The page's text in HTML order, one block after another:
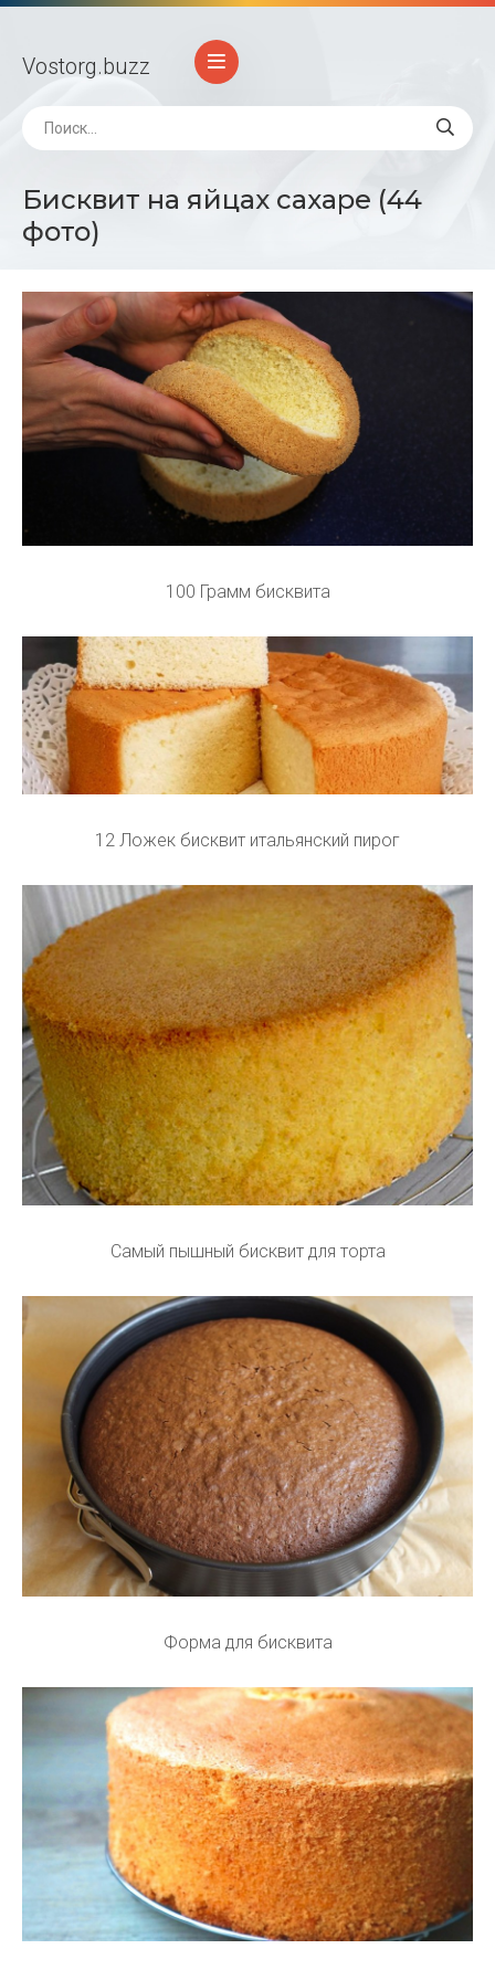
Vostorg.buzz
Бисквит на яйцах сахаре (44
фото)
100 Грамм бисквита
12 Ложек бисквит итальянский пирог
Самый пышный бисквит для торта
Форма для бисквита